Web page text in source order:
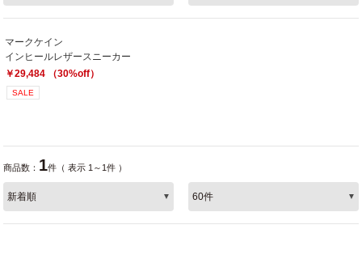
マークケイン
インヒールレザースニーカー
￥29,484 （30%off）
SALE
商品数： 1件（ 表示 1～1件 ）